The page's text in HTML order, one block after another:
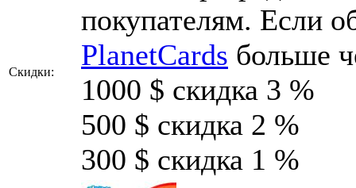
Скидки:
покупателям. Если
PlanetCards больше
1000 $ скидка 3 %
500 $ скидка 2 %
300 $ скидка 1 %